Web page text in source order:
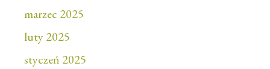
marzec 2025
luty 2025
styczeń 2025